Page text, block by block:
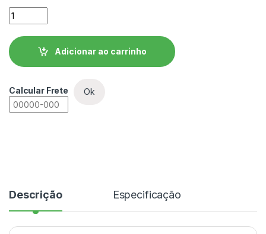
Inversor de Frequência WEG CFW900 -
Adicionar ao carrinho
Calcular Frete Ok
Descrição Especificação